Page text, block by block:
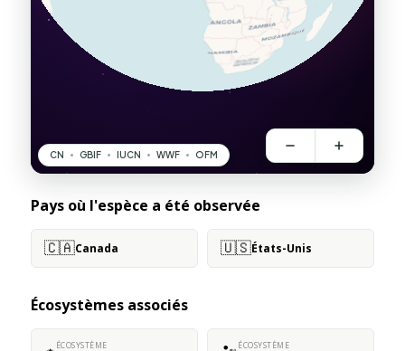
Pays où l'espèce a été observée
🇨🇦Canada 🇺🇸États-Unis
Écosystèmes associés
ÉCOSYSTÈME ÉCOSYSTÈME